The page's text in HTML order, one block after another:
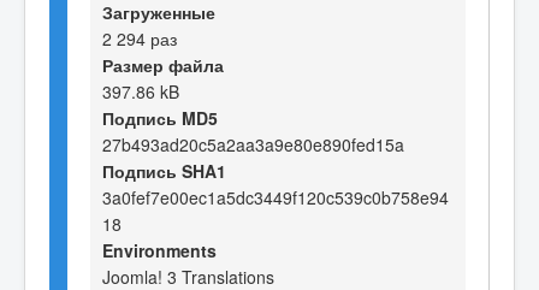
Загруженные
2 294 раз
Размер файла
397.86 kB
Подпись MD5
27b493ad20c5a2aa3a9e80e890fed15a
Подпись SHA1
3a0fef7e00ec1a5dc3449f120c539c0b758e94
18
Environments
Joomla! 3 Translations